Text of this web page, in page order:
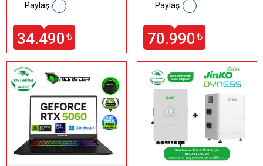
34.490 ₺
Paylaş
70.990 ₺
Paylaş